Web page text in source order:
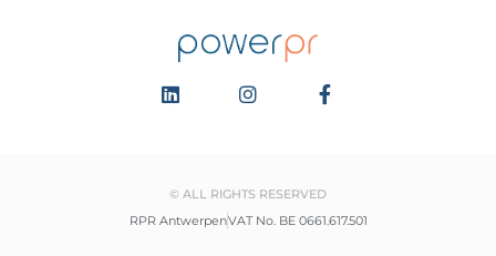
© ALL RIGHTS RESERVED
RPR AntwerpenVAT No. BE 0661.617.501